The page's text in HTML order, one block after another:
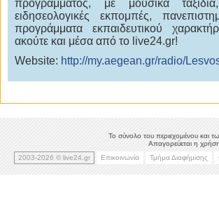
προγράμματος, με μουσικά
ειδησεολογικές εκπομπές,
προγράμματα εκπαιδευτικού
ακούτε και μέσα από το live24.gr!
Website: http://my.aegean.gr/radio/
Το σύνολο του περιεχομένου και
Απαγορεύεται η
2003-2026 © live24.gr
Επικοινωνία Τμήμα Διαφήμισης